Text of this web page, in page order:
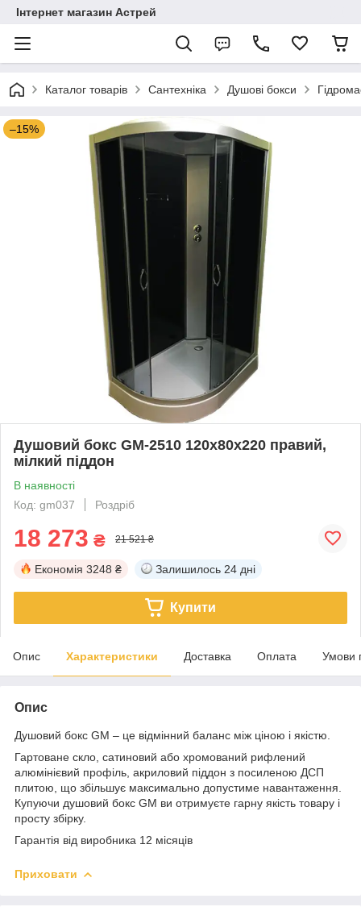
Інтернет магазин Астрей
Каталог товарів Сантехніка Душові бокси
–15%
Душовий бокс GM-2510 120x80x220 правий,
мілкий піддон
В наявності
Код: gm037
Роздріб
18 273 ₴ 21 521 ₴
Економія 3248 ₴ Залишилось 24 дні
Купити
Опис Характеристики Доставка Оплата Умови
Опис
Душовий бокс GM – це відмінний баланс між ціною і якістю.
Гартоване скло, сатиновий або хромований рифлений
алюмінієвий профіль, акриловий піддон з посиленою ДСП
плитою, що збільшує максимально допустиме навантаження.
Купуючи душовий бокс GM ви отримуєте гарну якість товару і
просту збірку.
Гарантія від виробника 12 місяців
Приховати